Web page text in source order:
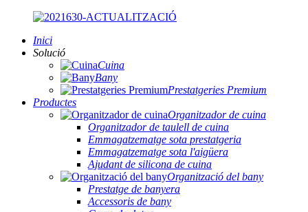
Inici
Solució
Cuina
Bany
Prestatgeries Premium
Productes
Organitzador de cuina
Organitzador de taulell de cuina
Emmagatzematge sota prestatgeria
Emmagatzematge sota l'aigüera
Ajudant de silicona de cuina
Organització del bany
Prestatge de banyera
Accessoris de bany